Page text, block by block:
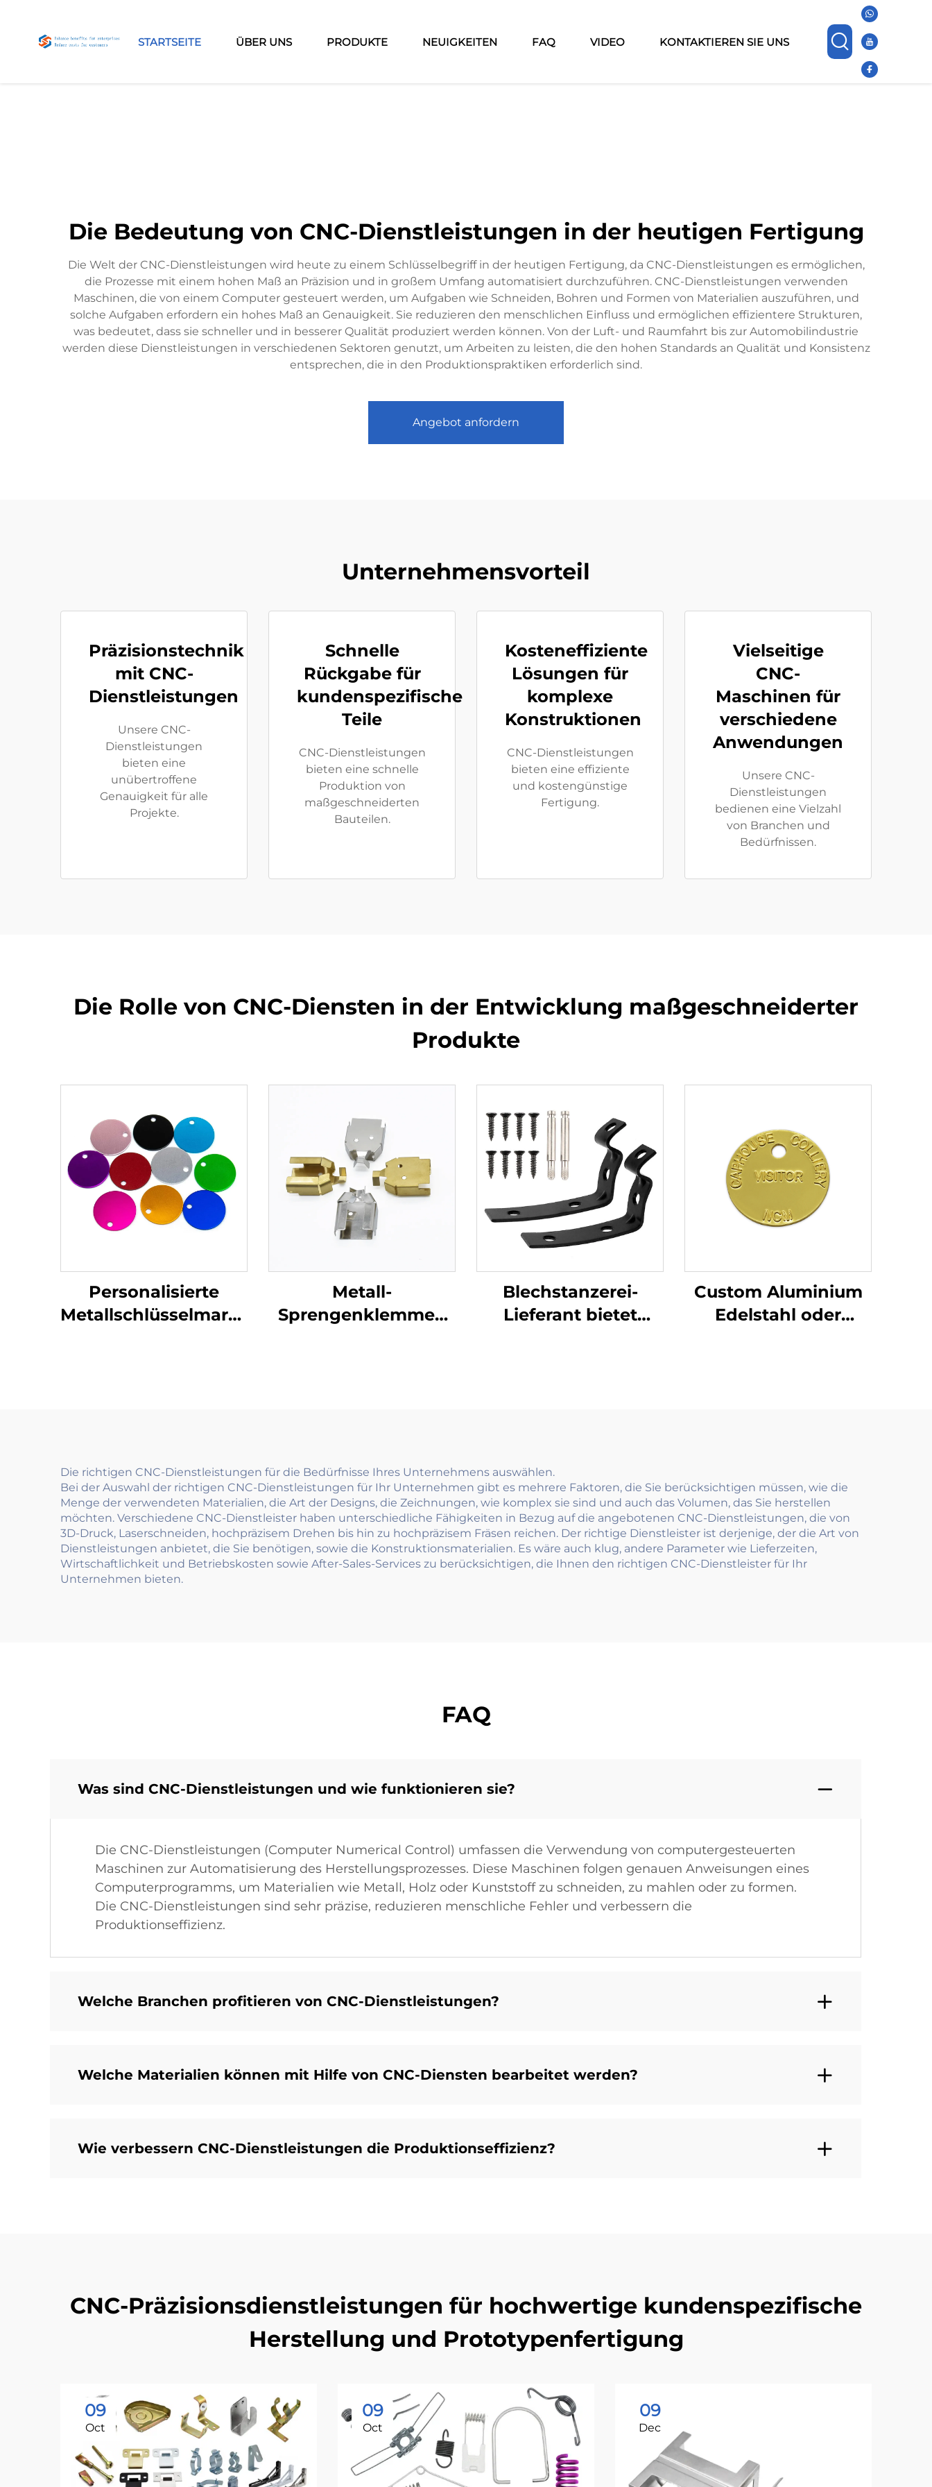
STARTSEITE ÜBER UNS PRODUKTE NEUIGKEITEN FAQ VIDEO KONTAKTIEREN SIE UNS
Die Bedeutung von CNC-Dienstleistungen in der heutigen Fertigung
Die Welt der CNC-Dienstleistungen wird heute zu einem Schlüsselbegriff in der heutigen Fertigung, da CNC-Dienstleistungen es ermöglichen,
die Prozesse mit einem hohen Maß an Präzision und in großem Umfang automatisiert durchzuführen. CNC-Dienstleistungen verwenden
Maschinen, die von einem Computer gesteuert werden, um Aufgaben wie Schneiden, Bohren und Formen von Materialien auszuführen, und
solche Aufgaben erfordern ein hohes Maß an Genauigkeit. Sie reduzieren den menschlichen Einfluss und ermöglichen effizientere Strukturen,
was bedeutet, dass sie schneller und in besserer Qualität produziert werden können. Von der Luft- und Raumfahrt bis zur Automobilindustrie
werden diese Dienstleistungen in verschiedenen Sektoren genutzt, um Arbeiten zu leisten, die den hohen Standards an Qualität und Konsistenz
entsprechen, die in den Produktionspraktiken erforderlich sind.
Angebot anfordern
Unternehmensvorteil
Präzisionstechnik
mit CNC-
Dienstleistungen
Unsere CNC-
Dienstleistungen
bieten eine
unübertroffene
Genauigkeit für alle
Projekte.
Schnelle
Rückgabe für
kundenspezifische
Teile
CNC-Dienstleistungen
bieten eine schnelle
Produktion von
maßgeschneiderten
Bauteilen.
Kosteneffiziente
Lösungen für
komplexe
Konstruktionen
CNC-Dienstleistungen
bieten eine effiziente
und kostengünstige
Fertigung.
Vielseitige
CNC-
Maschinen für
verschiedene
Anwendungen
Unsere CNC-
Dienstleistungen
bedienen eine Vielzahl
von Branchen und
Bedürfnissen.
Die Rolle von CNC-Diensten in der Entwicklung maßgeschneiderter
Produkte
Personalisierte
Metallschlüsselmarken
Metall-
Sprengenklemmen
Blechstanzerei-
Lieferant bietet
Custom Aluminium
Edelstahl oder
Die richtigen CNC-Dienstleistungen für die Bedürfnisse Ihres Unternehmens auswählen.
Bei der Auswahl der richtigen CNC-Dienstleistungen für Ihr Unternehmen gibt es mehrere Faktoren, die Sie berücksichtigen müssen, wie die
Menge der verwendeten Materialien, die Art der Designs, die Zeichnungen, wie komplex sie sind und auch das Volumen, das Sie herstellen
möchten. Verschiedene CNC-Dienstleister haben unterschiedliche Fähigkeiten in Bezug auf die angebotenen CNC-Dienstleistungen, die von
3D-Druck, Laserschneiden, hochpräzisem Drehen bis hin zu hochpräzisem Fräsen reichen. Der richtige Dienstleister ist derjenige, der die Art von
Dienstleistungen anbietet, die Sie benötigen, sowie die Konstruktionsmaterialien. Es wäre auch klug, andere Parameter wie Lieferzeiten,
Wirtschaftlichkeit und Betriebskosten sowie After-Sales-Services zu berücksichtigen, die Ihnen den richtigen CNC-Dienstleister für Ihr
Unternehmen bieten.
FAQ
Was sind CNC-Dienstleistungen und wie funktionieren sie?
Die CNC-Dienstleistungen (Computer Numerical Control) umfassen die Verwendung von computergesteuerten
Maschinen zur Automatisierung des Herstellungsprozesses. Diese Maschinen folgen genauen Anweisungen eines
Computerprogramms, um Materialien wie Metall, Holz oder Kunststoff zu schneiden, zu mahlen oder zu formen.
Die CNC-Dienstleistungen sind sehr präzise, reduzieren menschliche Fehler und verbessern die
Produktionseffizienz.
Welche Branchen profitieren von CNC-Dienstleistungen?
Welche Materialien können mit Hilfe von CNC-Diensten bearbeitet werden?
Wie verbessern CNC-Dienstleistungen die Produktionseffizienz?
CNC-Präzisionsdienstleistungen für hochwertige kundenspezifische
Herstellung und Prototypenfertigung
09
Oct
09
Oct
09
Dec